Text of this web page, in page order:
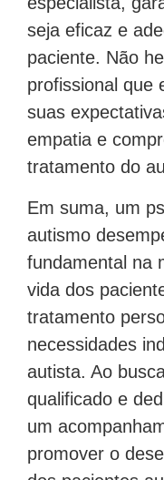
seja eficaz e
paciente. Não
profissional que
suas
empatia e
tratamento do
Em suma, um
autismo
fundamental na
vida dos
tratamento
necessidades
autista. Ao
qualificado e
um
promover o